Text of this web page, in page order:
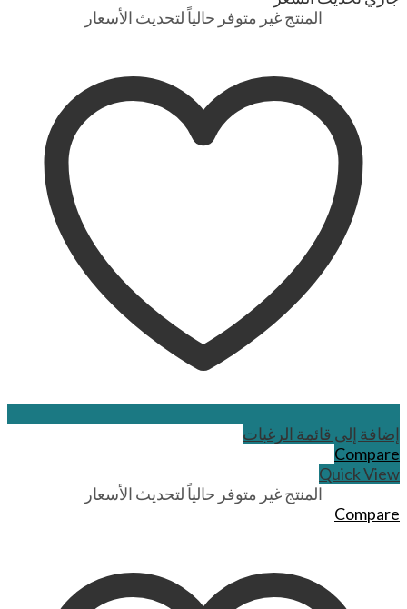
المنتج غير متوفر حالياً لتحديث الأسعار
إضافة إلى قائمة الرغبات
Compare
Quick View
المنتج غير متوفر حالياً لتحديث الأسعار
Compare